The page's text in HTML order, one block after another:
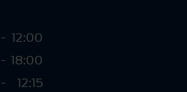
-
-
12:00
18:00
-
12:15